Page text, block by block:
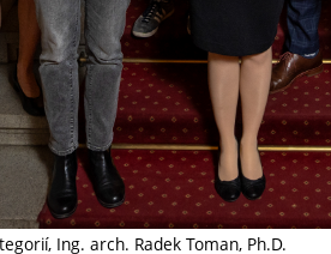
Ing. arch. Radek Toman, Ph.D.